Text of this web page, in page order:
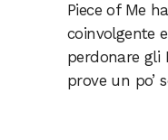
Piece of Me
coinvolgente
perdonare gli
prove un po’